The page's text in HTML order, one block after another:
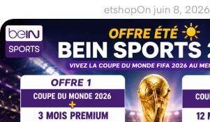
etshopOn juin 8, 2026